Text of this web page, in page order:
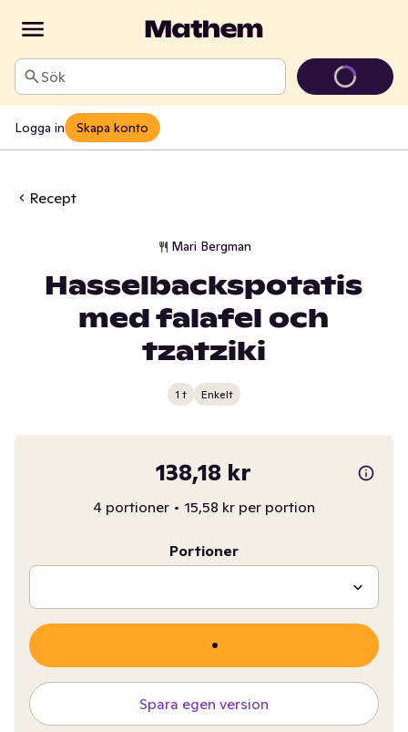
Sök
Logga in Skapa konto
Recept
Mari Bergman
Hasselbackspotatis
med falafel och
tzatziki
1 t Enkelt
138,18 kr
4 portioner • 15,58 kr per portion
Portioner
Spara egen version